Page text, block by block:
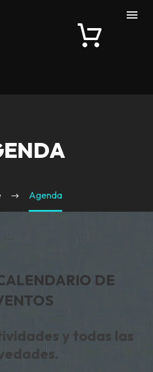
Agenda
DE
y todas las